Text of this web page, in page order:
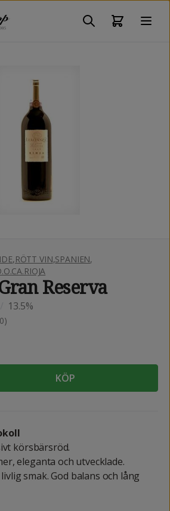
,RÖTT VIN,SPANIEN,
Reserva
13.5%
)
KÖP
körsbärsröd.
eleganta och utvecklade.
smak. God balans och lång